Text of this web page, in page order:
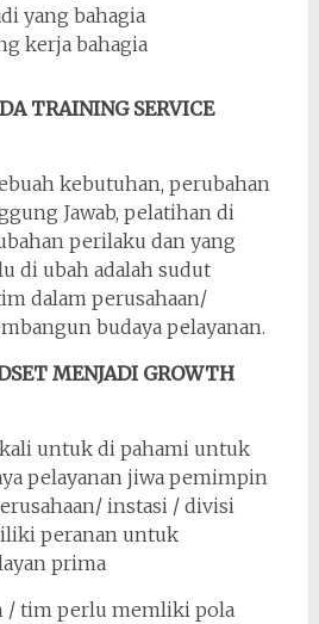
yang bahagia
kerja bahagia
TRAINING SERVICE
kebutuhan, perubahan
Jawab, pelatihan di
perilaku dan yang
di ubah adalah sudut
dalam perusahaan/
budaya pelayanan.
MENJADI GROWTH
untuk di pahami untuk
pelayanan jiwa pemimpin
instasi / divisi
peranan untuk
prima
/ tim perlu memliki pola